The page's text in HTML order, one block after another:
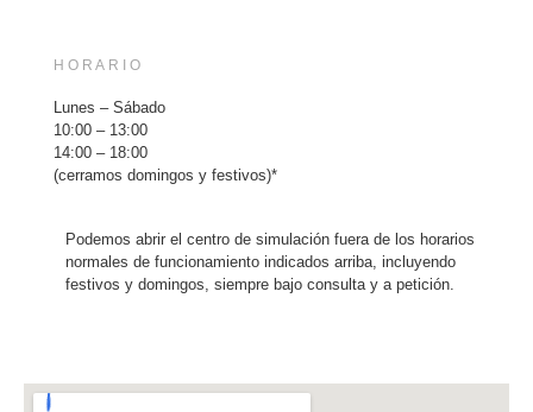
HORARIO
Lunes – Sábado
10:00 – 13:00
14:00 – 18:00
(cerramos domingos y festivos)*
Podemos abrir el centro de simulación fuera de los horarios
normales de funcionamiento indicados arriba, incluyendo
festivos y domingos, siempre bajo consulta y a petición.